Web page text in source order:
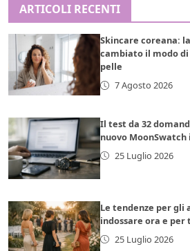
ARTICOLI RECENTI
Skincare coreana:
cambiato il modo
pelle
7 Agosto 2026
Il test da 32
nuovo
25 Luglio 2026
Le tendenze per
indossare ora e per
25 Luglio 2026